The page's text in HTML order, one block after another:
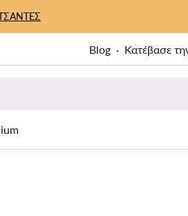
Blog Κατέβασε